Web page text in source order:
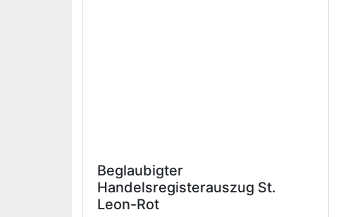
Beglaubigter
Handelsregisterauszug St.
Leon-Rot